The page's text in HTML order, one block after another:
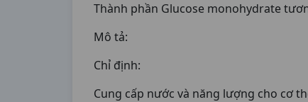
Thành phần Glucose monohydrate
Mô tả:
Chỉ định:
Cung cấp nước và năng lượng cho cơ